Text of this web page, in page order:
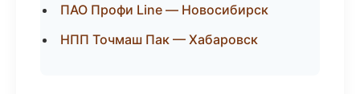
ПАО Профи Line — Новосибирск
НПП Точмаш Пак — Хабаровск